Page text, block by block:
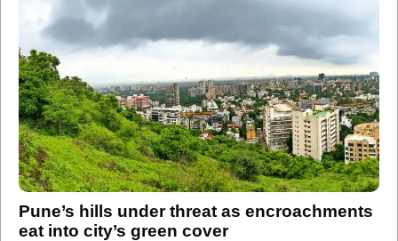
Pune’s hills under threat as encroachments
eat into city’s green cover